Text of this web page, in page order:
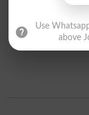
Use
above